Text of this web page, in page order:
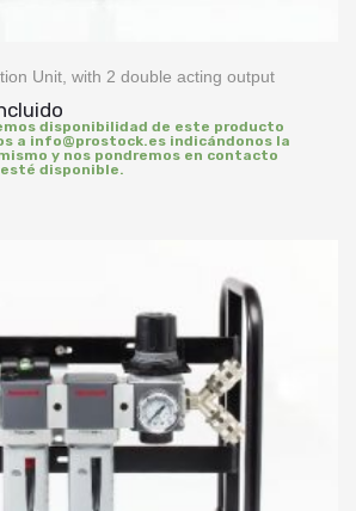
Unit, with 2 double acting output
disponibilidad de este producto
a info@prostock.es indicándonos la
y nos pondremos en contacto
disponible.